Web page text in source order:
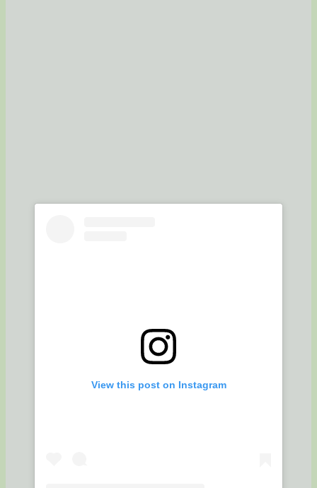
View this post on Instagram